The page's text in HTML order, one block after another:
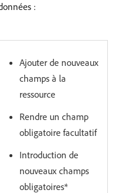
:
Ajouter de nouveaux
champs à la
ressource
Rendre un champ
obligatoire facultatif
Introduction de
nouveaux champs
obligatoires*